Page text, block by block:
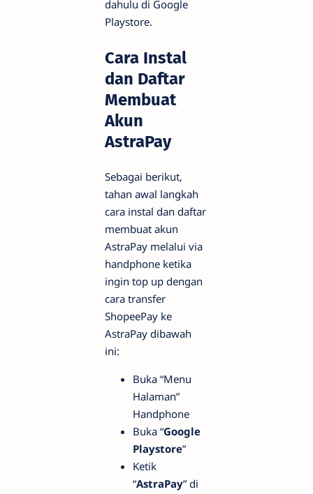
dahulu di Google
Playstore.
Cara Instal
dan Daftar
Membuat
Akun
AstraPay
Sebagai berikut,
tahan awal langkah
cara instal dan daftar
membuat akun
AstraPay melalui via
handphone ketika
ingin top up dengan
cara transfer
ShopeePay ke
AstraPay dibawah
ini:
Buka “Menu
Halaman”
Handphone
Buka “Google
Playstore”
Ketik
“AstraPay” di